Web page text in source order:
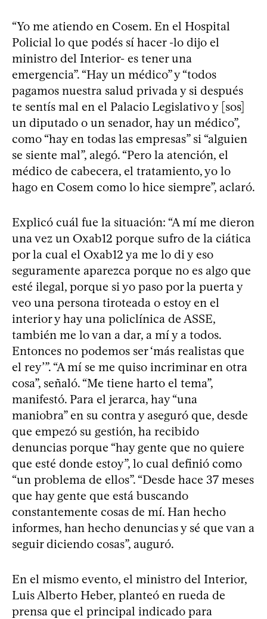
“Yo me atiendo en Cosem. En el Hospital
Policial lo que podés sí hacer -lo dijo el
ministro del Interior- es tener una
emergencia”. “Hay un médico” y “todos
pagamos nuestra salud privada y si después
te sentís mal en el Palacio Legislativo y [sos]
un diputado o un senador, hay un médico”,
como “hay en todas las empresas” si “alguien
se siente mal”, alegó. “Pero la atención, el
médico de cabecera, el tratamiento, yo lo
hago en Cosem como lo hice siempre”, aclaró.
Explicó cuál fue la situación: “A mí me dieron
una vez un Oxab12 porque sufro de la ciática
por la cual el Oxab12 ya me lo di y eso
seguramente aparezca porque no es algo que
esté ilegal, porque si yo paso por la puerta y
veo una persona tiroteada o estoy en el
interior y hay una policlínica de ASSE,
también me lo van a dar, a mí y a todos.
Entonces no podemos ser ‘más realistas que
el rey’”. “A mí se me quiso incriminar en otra
cosa”, señaló. “Me tiene harto el tema”,
manifestó. Para el jerarca, hay “una
maniobra” en su contra y aseguró que, desde
que empezó su gestión, ha recibido
denuncias porque “hay gente que no quiere
que esté donde estoy”, lo cual definió como
“un problema de ellos”. “Desde hace 37 meses
que hay gente que está buscando
constantemente cosas de mí. Han hecho
informes, han hecho denuncias y sé que van a
seguir diciendo cosas”, auguró.
En el mismo evento, el ministro del Interior,
Luis Alberto Heber, planteó en rueda de
prensa que el principal indicado para